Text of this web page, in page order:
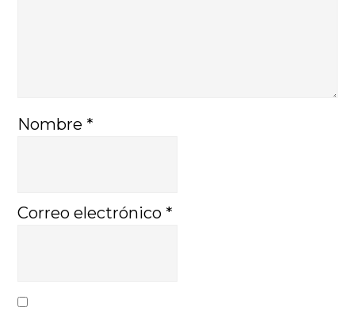
Nombre *
Correo electrónico *